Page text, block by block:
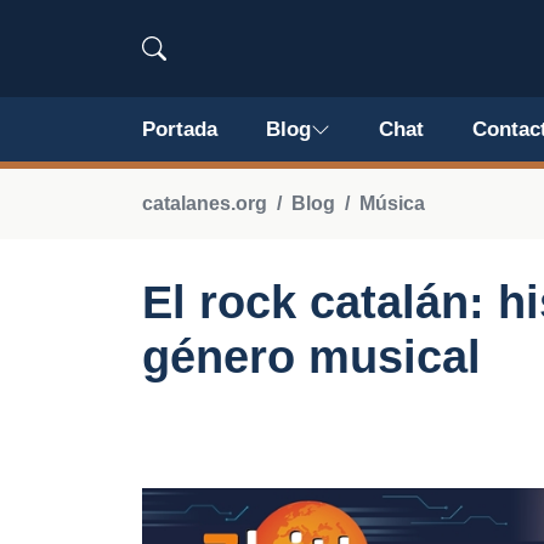
Portada Blog Chat
catalanes.org Blog Música
El rock catalán:
género musical